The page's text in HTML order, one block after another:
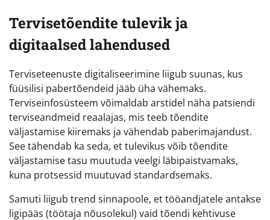
Tervisetõendite tulevik ja
digitaalsed lahendused
Terviseteenuste digitaliseerimine liigub suunas, kus
füüsilisi pabertõendeid jääb üha vähemaks.
Terviseinfosüsteem võimaldab arstidel näha patsiendi
terviseandmeid reaalajas, mis teeb tõendite
väljastamise kiiremaks ja vähendab paberimajandust.
See tähendab ka seda, et tulevikus võib tõendite
väljastamise tasu muutuda veelgi läbipaistvamaks,
kuna protsessid muutuvad standardsemaks.
Samuti liigub trend sinnapoole, et tööandjatele antakse
ligipääs (töötaja nõusolekul) vaid tõendi kehtivuse